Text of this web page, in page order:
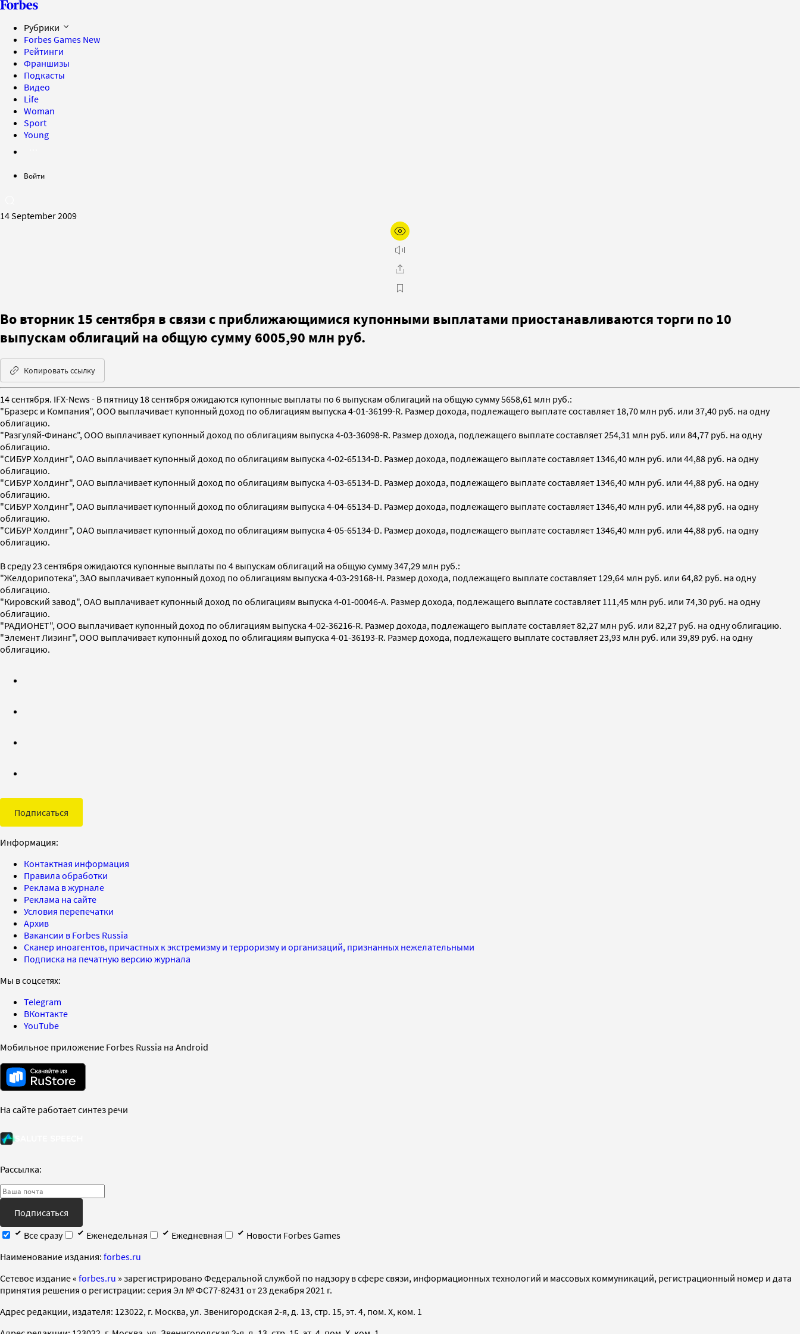
Рубрики
Forbes Games New
Рейтинги
Франшизы
Подкасты
Видео
Life
Woman
Sport
Young
Войти
14 September 2009
Во вторник 15 сентября в связи с приближающимися купонными выплатами приостанавливаются торги по 10
выпускам облигаций на общую сумму 6005,90 млн руб.
Копировать ссылку
14 сентября. IFX-News - В пятницу 18 сентября ожидаются купонные выплаты по 6 выпускам облигаций на общую сумму 5658,61 млн руб.:
"Бразерс и Компания", ООО выплачивает купонный доход по облигациям выпуска 4-01-36199-R. Размер дохода, подлежащего выплате составляет 18,70 млн руб. или 37,40 руб. на одну
облигацию.
"Разгуляй-Финанс", ООО выплачивает купонный доход по облигациям выпуска 4-03-36098-R. Размер дохода, подлежащего выплате составляет 254,31 млн руб. или 84,77 руб. на одну
облигацию.
"СИБУР Холдинг", ОАО выплачивает купонный доход по облигациям выпуска 4-02-65134-D. Размер дохода, подлежащего выплате составляет 1346,40 млн руб. или 44,88 руб. на одну
облигацию.
"СИБУР Холдинг", ОАО выплачивает купонный доход по облигациям выпуска 4-03-65134-D. Размер дохода, подлежащего выплате составляет 1346,40 млн руб. или 44,88 руб. на одну
облигацию.
"СИБУР Холдинг", ОАО выплачивает купонный доход по облигациям выпуска 4-04-65134-D. Размер дохода, подлежащего выплате составляет 1346,40 млн руб. или 44,88 руб. на одну
облигацию.
"СИБУР Холдинг", ОАО выплачивает купонный доход по облигациям выпуска 4-05-65134-D. Размер дохода, подлежащего выплате составляет 1346,40 млн руб. или 44,88 руб. на одну
облигацию.
В среду 23 сентября ожидаются купонные выплаты по 4 выпускам облигаций на общую сумму 347,29 млн руб.:
"Желдорипотека", ЗАО выплачивает купонный доход по облигациям выпуска 4-03-29168-H. Размер дохода, подлежащего выплате составляет 129,64 млн руб. или 64,82 руб. на одну
облигацию.
"Кировский завод", ОАО выплачивает купонный доход по облигациям выпуска 4-01-00046-A. Размер дохода, подлежащего выплате составляет 111,45 млн руб. или 74,30 руб. на одну
облигацию.
"РАДИОНЕТ", ООО выплачивает купонный доход по облигациям выпуска 4-02-36216-R. Размер дохода, подлежащего выплате составляет 82,27 млн руб. или 82,27 руб. на одну облигацию.
"Элемент Лизинг", ООО выплачивает купонный доход по облигациям выпуска 4-01-36193-R. Размер дохода, подлежащего выплате составляет 23,93 млн руб. или 39,89 руб. на одну
облигацию.
Подписаться
Информация:
Контактная информация
Правила обработки
Реклама в журнале
Реклама на сайте
Условия перепечатки
Архив
Вакансии в Forbes Russia
Сканер иноагентов, причастных к экстремизму и терроризму и организаций, признанных нежелательными
Подписка на печатную версию журнала
Мы в соцсетях:
Telegram
ВКонтакте
YouTube
Мобильное приложение Forbes Russia на Android
На сайте работает синтез речи
Рассылка:
Подписаться
Все сразу
Еженедельная Ежедневная
Новости Forbes Games
Наименование издания: forbes.ru
Cетевое издание « forbes.ru » зарегистрировано Федеральной службой по надзору в сфере связи, информационных технологий и массовых коммуникаций, регистрационный номер и дата
принятия решения о регистрации: серия Эл № ФС77-82431 от 23 декабря 2021 г.
Адрес редакции, издателя: 123022, г. Москва, ул. Звенигородская 2-я, д. 13, стр. 15, эт. 4, пом. X, ком. 1